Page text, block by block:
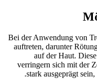
Bei der Anwendung von
auftreten, darunter
auf der Haut.
verringern sich mit der
stark ausgeprägt